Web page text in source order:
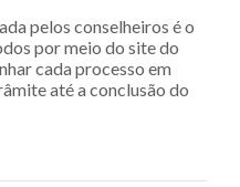
pelos conselheiros é o
por meio do site do
cada processo em
até a conclusão do